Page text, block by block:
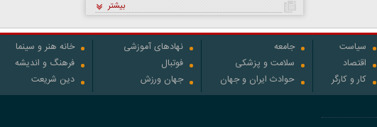
بیشتر
سیاست
اقتصاد
کار و کارگر
جامعه
سلامت و پزشکی
حوادث ایران و جهان
نهادهای آموزشی
فوتبال
جهان ورزش
خانه هنر و سینما
فرهنگ و اندیشه
دین شریعت